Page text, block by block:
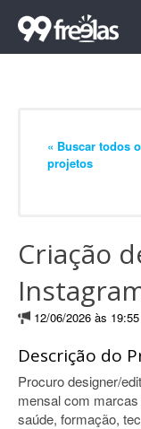
« Buscar todos
projetos
Criação
12/06/2026 às 19:55
Descrição do
Procuro designer/
mensal com
saúde, formação,